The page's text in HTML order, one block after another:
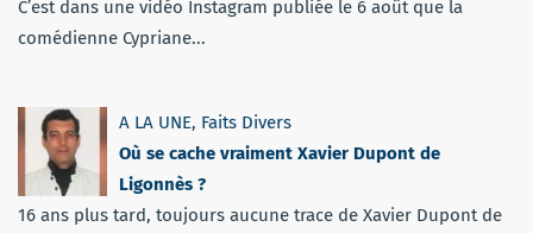
C’est dans une vidéo Instagram publiée le 6 août que la
comédienne Cypriane...
A LA UNE, Faits Divers
Où se cache vraiment Xavier Dupont de
Ligonnès ?
16 ans plus tard, toujours aucune trace de Xavier Dupont de